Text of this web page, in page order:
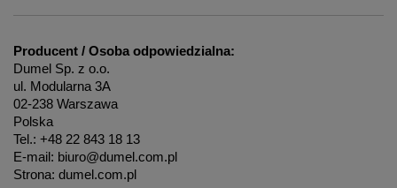
Producent / Osoba odpowiedzialna:
Dumel Sp. z o.o.
ul. Modularna 3A
02-238 Warszawa
Polska
Tel.: +48 22 843 18 13
E-mail: biuro@dumel.com.pl
Strona: dumel.com.pl